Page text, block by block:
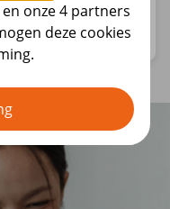
onze 4 partners
deze cookies